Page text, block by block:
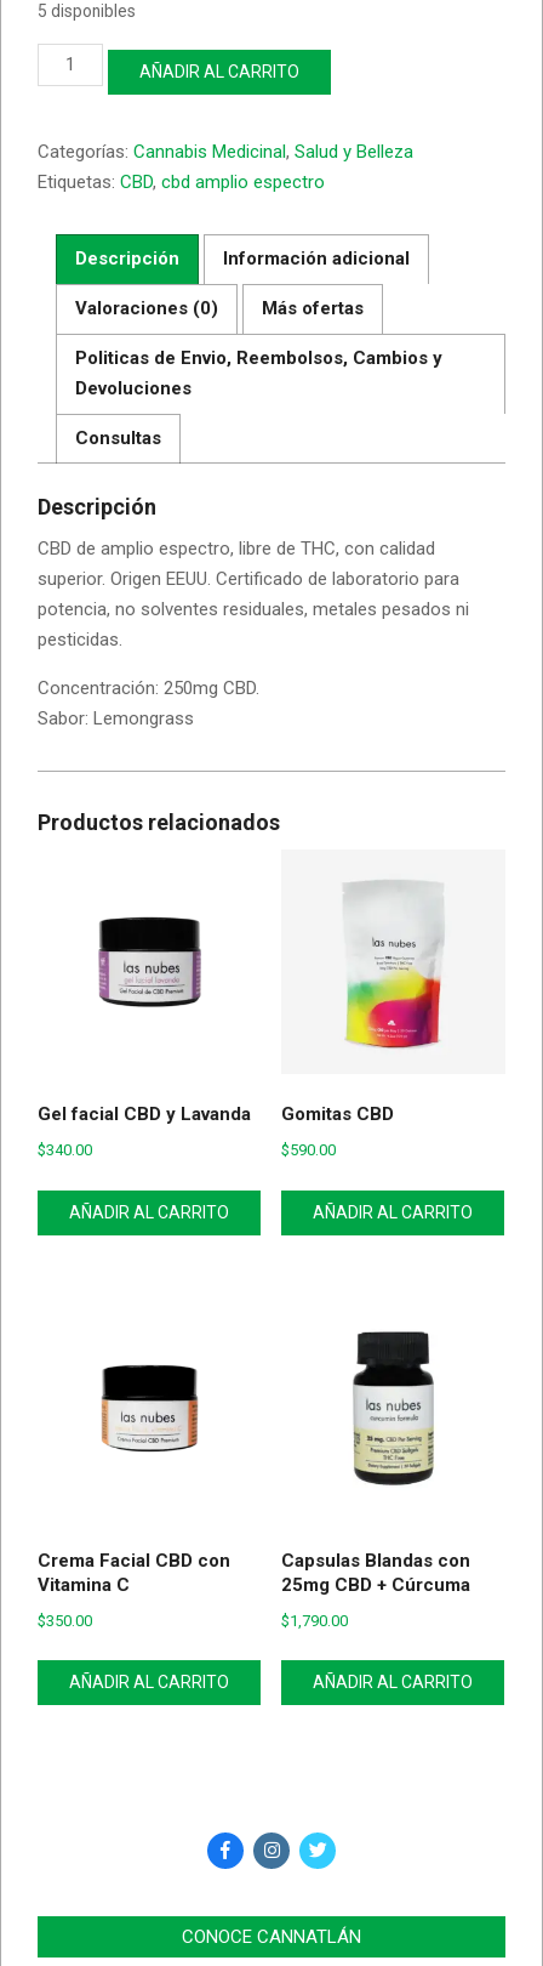
5 disponibles
Aceite
/
250mg
cantidad
AÑADIR AL CARRITO
Categorías: Cannabis Medicinal, Salud y Belleza
Etiquetas: CBD, cbd amplio espectro
Descripción Información adicional
Valoraciones (0) Más ofertas
Politicas de Envio, Reembolsos, Cambios y
Devoluciones
Consultas
Descripción
CBD de amplio espectro, libre de THC, con calidad
superior. Origen EEUU. Certificado de laboratorio para
potencia, no solventes residuales, metales pesados ni
pesticidas.
Concentración: 250mg CBD.
Sabor: Lemongrass
Productos relacionados
Gel facial CBD y Lavanda
$340.00
AÑADIR AL CARRITO
Gomitas CBD
$590.00
AÑADIR AL CARRITO
Crema Facial CBD con
Vitamina C
$350.00
AÑADIR AL CARRITO
Capsulas Blandas con
25mg CBD + Cúrcuma
$1,790.00
AÑADIR AL CARRITO
CONOCE CANNATLÁN